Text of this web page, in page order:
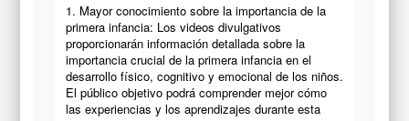
1. Mayor conocimiento sobre la importancia de la
primera infancia: Los videos divulgativos
proporcionarán información detallada sobre la
importancia crucial de la primera infancia en el
desarrollo físico, cognitivo y emocional de los niños.
El público objetivo podrá comprender mejor cómo
las experiencias y los aprendizajes durante esta